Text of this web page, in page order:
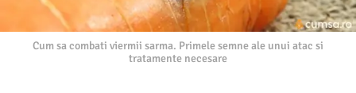
Cum sa combati viermii sarma. Primele semne ale unui atac si
tratamente necesare